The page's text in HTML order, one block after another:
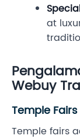
at
Webuy
Temple
Temple fairs